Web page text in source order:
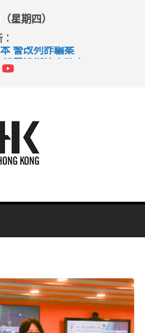
星期四）
警改列詐騙案
雲達斯挫車路士